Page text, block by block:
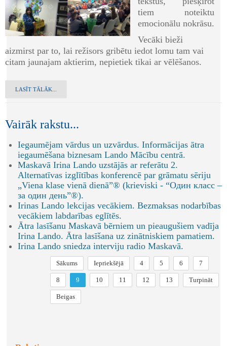
tiem noteiktu
emocionālu nokrāsu.
Vecāki bieži
aizmirst par to, lai režisors gribētu iedot lomu tam vai
citam jaunajam aktierim, nepietiek tikai ar vēlēšanos.
LASĪT TĀLĀK...
Vairāk rakstu...
Iegaumējam vārdus un uzvārdus. Informācijas ātra
iegaumēšana biznesam Lando Mācību centrā.
Maskavā Irina Lando uzstājās ar referātu 2.
Alternatīvas izglītības konferencē par grāmatu sēriju
„Viena klase vienā dienā”® (krieviski - “Один класс –
за один день”®).
Irinas Lando lekcijas vecākiem. Bezmaksas nodarbības
vecākiem labdarības eglītēs.
Ātra lasīšanu Maskavā bērniem un pieaugušiem vadīja
Irina Lando. Ātra lasīšana uz zinātniskiem pamatiem.
Irina Lando sniedza interviju radio Maskavā.
Sākums Iepriekšējā 4 5 6 7
8 9 10 11 12 13 Turpināt
Beigas